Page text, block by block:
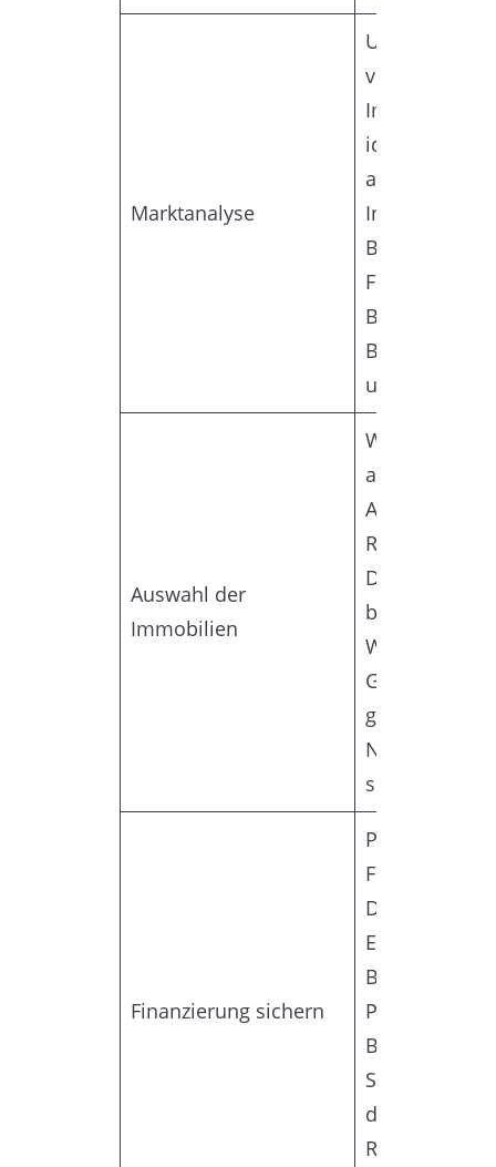
Marktanalyse
Untersuchen
verschiedene
identifizieren
attraktive
Faktoren wie
und
Auswahl der
Immobilien
Wählen Sie
aus, die zu
Anlagezielen
Dies könnten
gemischte
sein.
Finanzierung sichern
Prüfen Sie
Dazu können
Eigenkapital,
Privatkredite
Stellen Sie
die
Rentabilität